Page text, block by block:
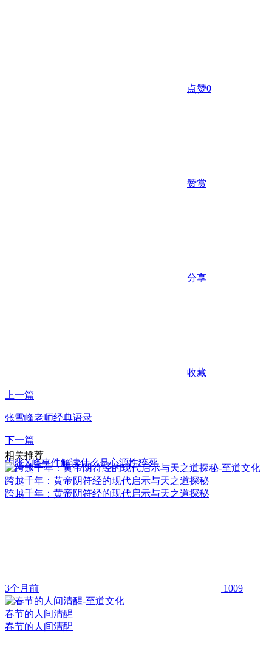
点赞0
赞赏
分享
收藏
上一篇
张雪峰老师经典语录
下一篇
由张X峰事件解读什么是心源性猝死
相关推荐
跨越千年：黄帝阴符经的现代启示与天之道探秘
跨越千年：黄帝阴符经的现代启示与天之道探秘
3个月前 1009
春节的人间清醒
春节的人间清醒